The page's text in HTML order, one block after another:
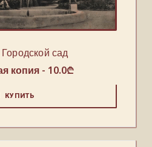
сад
копия - 10.0₾
КУПИТЬ